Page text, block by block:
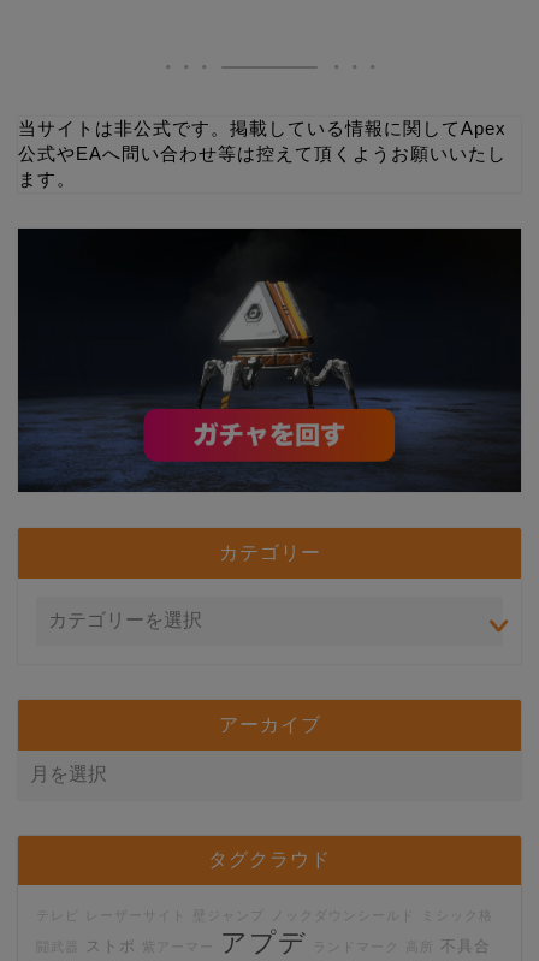
当サイトは非公式です。掲載している情報に関してApex
公式やEAへ問い合わせ等は控えて頂くようお願いいたし
ます。
カテゴリー
アーカイブ
タグクラウド
ノックダウンシールド
ストポ 紫アーマー アプデ ランドマーク 不具合